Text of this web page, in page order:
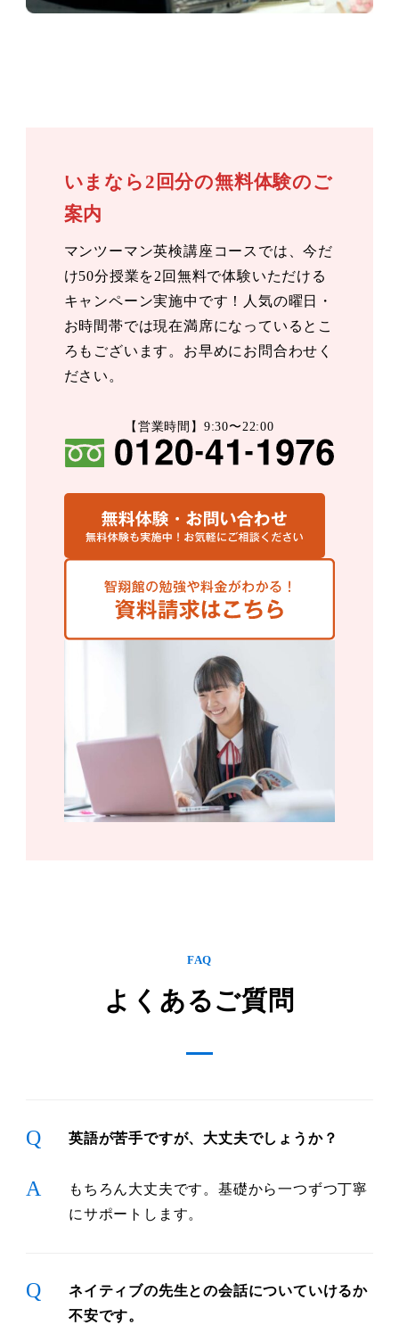
いまなら2回分の無料体験のご
案内
マンツーマン英検講座コースでは、今だ
け50分授業を2回無料で体験いただける
キャンペーン実施中です！人気の曜日・
お時間帯では現在満席になっているとこ
ろもございます。お早めにお問合わせく
ださい。
【営業時間】9:30〜22:00
FAQ
よくあるご質問
Q 英語が苦手ですが、大丈夫でしょうか？
A
もちろん大丈夫です。基礎から一つずつ丁寧
にサポートします。
Q
ネイティブの先生との会話についていけるか
不安です。